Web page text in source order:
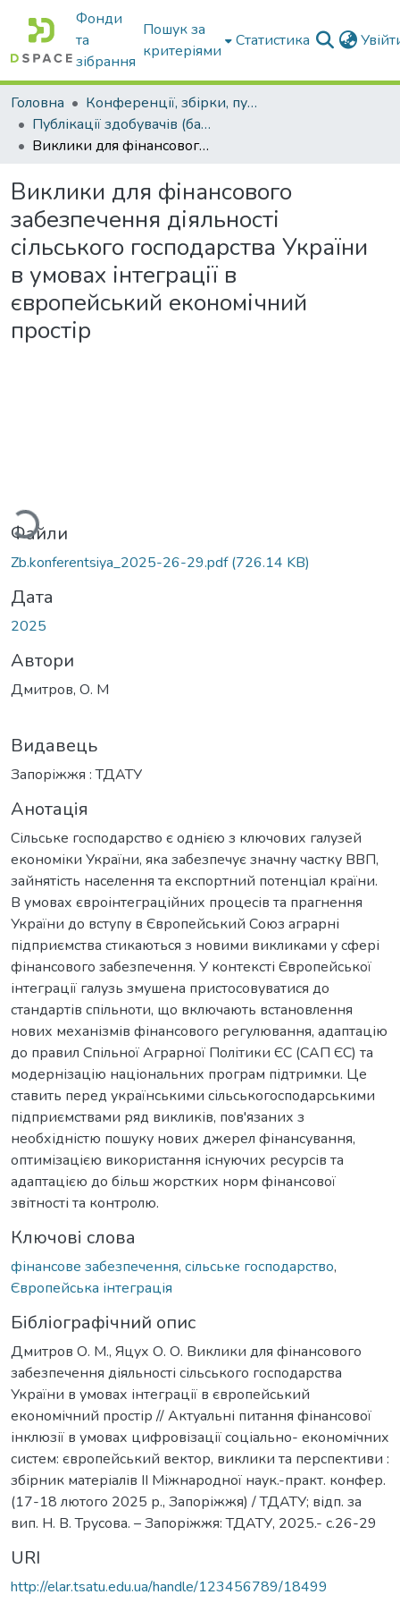
Фонди
та
зібрання
Пошук за
критеріями
Статистика
Головна
Конференції, збірки, публікації молодих вчених і здобувачів : магістрів, бакалаврів, аспірантів.
Публікації здобувачів (бакалаврів. магістрів, аспірантів)
Виклики для фінансового забезпечення діяльності сільського господарства України в умовах інтеграції в європейський економічний простір
Виклики для фінансового
забезпечення діяльності
сільського господарства України
в умовах інтеграції в
європейський економічний
простір
Файли
Zb.konferentsiya_2025-26-29.pdf(726.14 KB)
Дата
2025
Автори
Дмитров, О. М
Видавець
Запоріжжя : ТДАТУ
Анотація
Сільське господарство є однією з ключових галузей
економіки України, яка забезпечує значну частку ВВП,
зайнятість населення та експортний потенціал країни.
В умовах євроінтеграційних процесів та прагнення
України до вступу в Європейський Союз аграрні
підприємства стикаються з новими викликами у сфері
фінансового забезпечення. У контексті Європейської
інтеграції галузь змушена пристосовуватися до
стандартів спільноти, що включають встановлення
нових механізмів фінансового регулювання, адаптацію
до правил Спільної Аграрної Політики ЄС (САП ЄС) та
модернізацію національних програм підтримки. Це
ставить перед українськими сільськогосподарськими
підприємствами ряд викликів, пов'язаних з
необхідністю пошуку нових джерел фінансування,
оптимізацією використання існуючих ресурсів та
адаптацією до більш жорстких норм фінансової
звітності та контролю.
Ключові слова
фінансове забезпечення, сільське господарство,
Європейська інтеграція
Бібліографічний опис
Дмитров О. М., Яцух О. О. Виклики для фінансового
забезпечення діяльності сільського господарства
України в умовах інтеграції в європейський
економічний простір // Актуальні питання фінансової
інклюзії в умовах цифровізації соціально- економічних
систем: європейський вектор, виклики та перспективи :
збірник матеріалів ІІ Міжнародної наук.-практ. конфер.
(17-18 лютого 2025 р., Запоріжжя) / ТДАТУ; відп. за
вип. Н. В. Трусова. – Запоріжжя: ТДАТУ, 2025.- с.26-29
URI
http://elar.tsatu.edu.ua/handle/123456789/18499